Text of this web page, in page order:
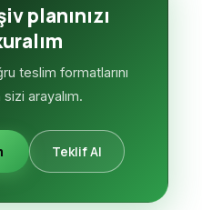
planınızı
teslim formatlarını
arayalım.
Teklif Al